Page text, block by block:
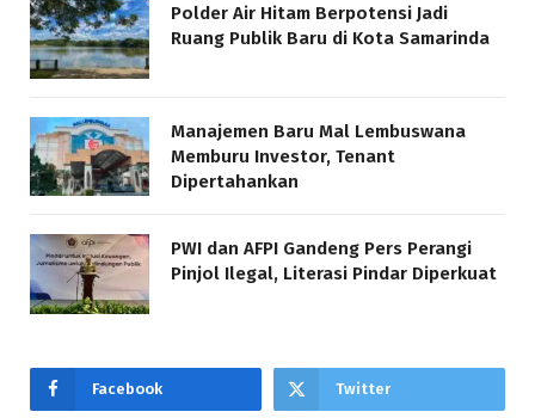
Polder Air Hitam Berpotensi Jadi
Ruang Publik Baru di Kota Samarinda
Manajemen Baru Mal Lembuswana
Memburu Investor, Tenant
Dipertahankan
PWI dan AFPI Gandeng Pers Perangi
Pinjol Ilegal, Literasi Pindar Diperkuat
Facebook Twitter